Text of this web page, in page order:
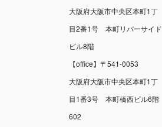
大阪府大阪市中央区本町1丁
目2番1号 本町リバーサイド
ビル8階
【office】〒541-0053
大阪府大阪市中央区本町1丁
目1番3号 本町橋西ビル6階
602